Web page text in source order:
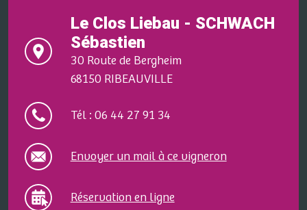
Le Clos Liebau - SCHWACH
Sébastien
30 Route de Bergheim
68150 RIBEAUVILLE
Tél : 06 44 27 91 34
Envoyer un mail à ce vigneron
Réservation en ligne